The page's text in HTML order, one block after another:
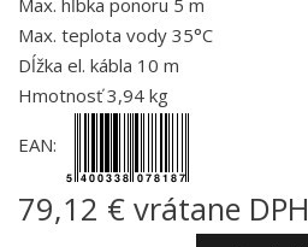
Max. hĺbka ponoru 5 m
Max. teplota vody 35°C
Dĺžka el. kábla 10 m
Hmotnosť 3,94 kg
EAN:
79,12 € vrátane DPH